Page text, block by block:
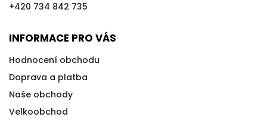
+420 734 842 735
INFORMACE PRO VÁS
Hodnocení obchodu
Doprava a platba
Naše obchody
Velkoobchod